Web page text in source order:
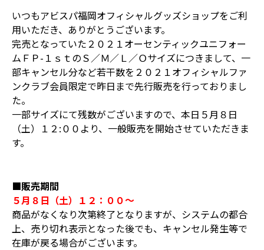
いつもアビスパ福岡オフィシャルグッズショップをご利
用いただき、ありがとうございます。
完売となっていた２０２１オーセンティックユニフォー
ムＦＰ-１ｓｔのＳ／Ｍ／Ｌ／Ｏサイズにつきまして、一
部キャンセル分など若干数を２０２１オフィシャルファ
ンクラブ会員限定で昨日まで先行販売を行っておりまし
た。
一部サイズにて残数がございますので、本日５月８日
（土）１２:００より、一般販売を開始させていただきま
す。
■販売期間
５月８日（土）１２：００～
商品がなくなり次第終了となりますが、システムの都合
上、売り切れ表示となった後でも、キャンセル発生等で
在庫が戻る場合がございます。